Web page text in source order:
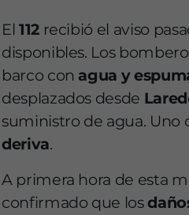
El 112recibió el aviso
disponibles. Los
barco con agua y
desplazados desde
suministro de agua. Uno
deriva.
A primera hora de esta
confirmado que los